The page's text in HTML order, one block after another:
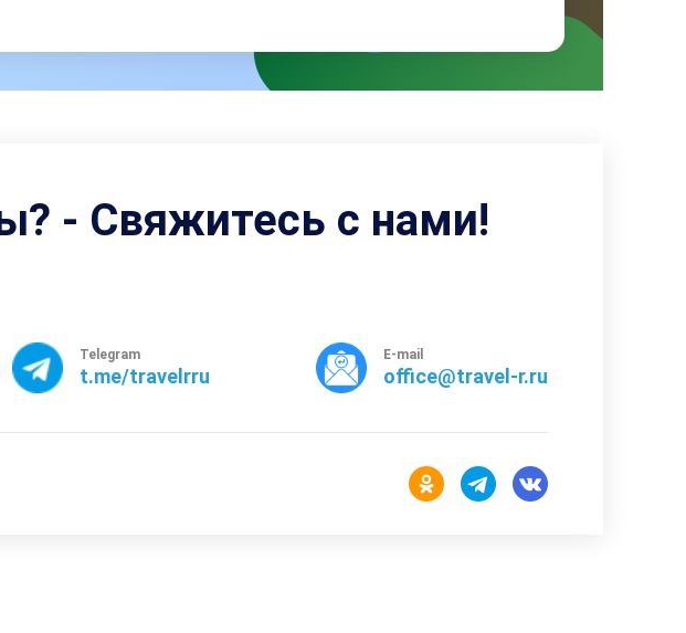
- Свяжитесь с нами!
Telegram
t.me/travelrru
E-mail
office@travel-r.ru